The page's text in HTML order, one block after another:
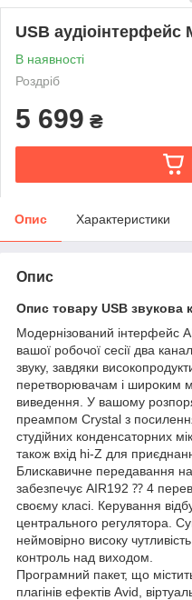
USB аудіоінтерфейс
В наявності
Роздріб
5 699 ₴
Опис Характеристики
Опис
Опис товару USB звукова
Модернізований інтерфейс
вашої робочої сесії два
звуку, завдяки
перетворювачам і широким
виведення. У вашому
преампом Crystal з
студійних конденсаторних
також вхід hi-Z для
Блискавичне передавання
забезпечує AIR192 ⁇ 4
своєму класі. Керування
центрального регулятора.
неймовірно високу
контроль над виходом.
Програмний пакет, що
плагінів ефектів Avid,